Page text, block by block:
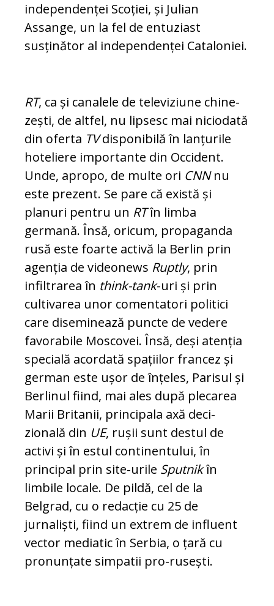
independenței Scoției, și Julian
Assange, un la fel de entuziast
susținător al inde­pendenței Cataloniei.
RT, ca și canalele de televiziune chine­
zești, de altfel, nu lipsesc mai niciodată
din oferta TVdisponibilă în lanțurile
ho­te­liere importante din Occident.
Unde, apro­po, de multe ori CNNnu
este prezent. Se pare că există și
planuri pentru un RTîn limba
germană. Însă, oricum, propaganda
rusă este foarte activă la Berlin prin
agen­ția de videonews Ruptly, prin
infiltrarea în think-tank-uri și prin
cultivarea unor comentatori politici
care diseminează punc­te de vedere
favorabile Moscovei. În­să, deși atenția
specială acordată spațiilor francez și
german este ușor de înțeles, Pa­risul și
Berlinul fiind, mai ales după ple­carea
Marii Britanii, principala axă de­ci­
zională din UE, rușii sunt destul de
activi și în estul continentului, în
principal prin site-urile Sputnikîn
limbile locale. De pildă, cel de la
Belgrad, cu o redacție cu 25 de
jurnaliști, fiind un extrem de in­fluent
vector mediatic în Serbia, o țară cu
pronunțate simpatii pro-rusești.